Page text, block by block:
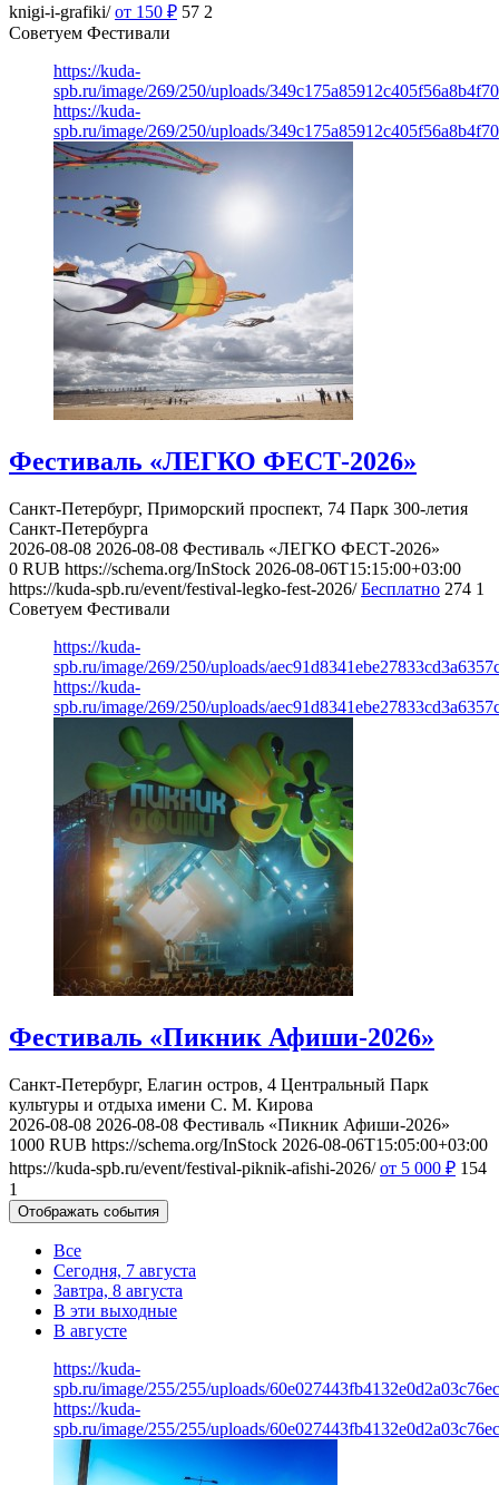
knigi-i-grafiki/ от 150 ₽ 57 2
Советуем Фестивали
https://kuda-
spb.ru/image/269/250/uploads/
https://kuda-
spb.ru/image/269/250/uploads/
Фестиваль «ЛЕГКО ФЕСТ-2026»
Санкт-Петербург, Приморский проспект, 74 Парк 300-летия
Санкт-Петербурга
2026-08-08 2026-08-08 Фестиваль «ЛЕГКО ФЕСТ-2026»
0 RUB https://schema.org/InStock 2026-08-06T15:15:00+03:00
https://kuda-spb.ru/event/festival-legko-fest-2026/ Бесплатно 274 1
Советуем Фестивали
https://kuda-
spb.ru/image/269/250/uploads/
https://kuda-
spb.ru/image/269/250/uploads/
Фестиваль «Пикник Афиши-2026»
Санкт-Петербург, Елагин остров, 4 Центральный Парк
культуры и отдыха имени С. М. Кирова
2026-08-08 2026-08-08 Фестиваль «Пикник Афиши-2026»
1000 RUB https://schema.org/InStock 2026-08-06T15:05:00+03:00
https://kuda-spb.ru/event/festival-piknik-afishi-2026/ от 5 000 ₽ 154
1
Отображать события
Все
Сегодня, 7 августа
Завтра, 8 августа
В эти выходные
В августе
https://kuda-
spb.ru/image/255/255/uploads/
https://kuda-
spb.ru/image/255/255/uploads/